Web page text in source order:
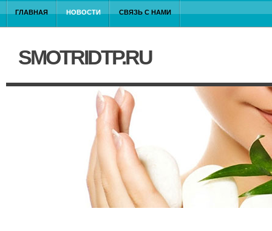
ГЛАВНАЯ НОВОСТИ СВЯЗЬ С НАМИ
SMOTRIDTP.RU